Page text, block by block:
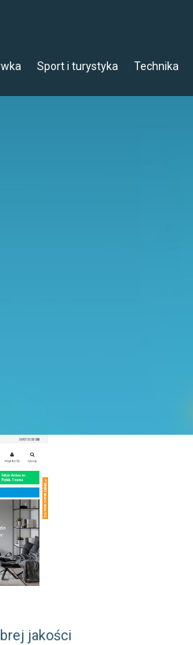
Sport i turystyka
Technika
jakości